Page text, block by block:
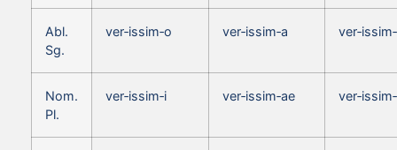
Abl.
Sg.
ver‑issim‑o ver‑issim‑a
Nom.
Pl.
ver‑issim‑i ver‑issim‑ae